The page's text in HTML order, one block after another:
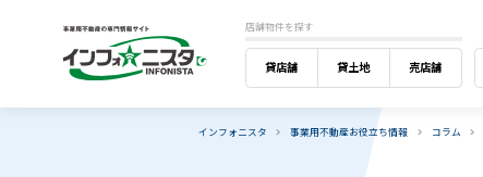
店舗物件を探す
貸店舗 貸土地 売店舗
インフォニスタ 事業用不動産お役立ち情報 コラム